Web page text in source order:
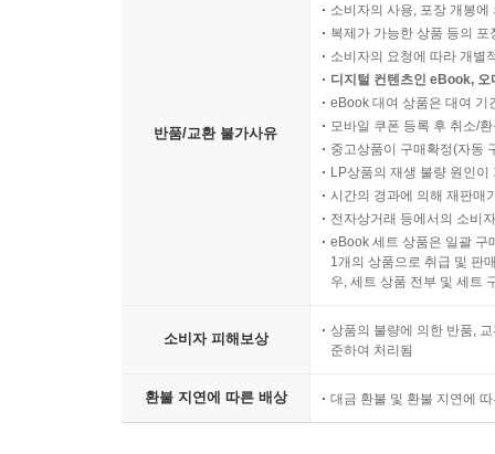
반품/교환 불가사유
소비자의 사용, 포장 개봉
복제가 가능한 상품 등의
소비자의 요청에 따라 개별
디지털 컨텐츠인 eBook,
eBook 대여 상품은 대여 기
모바일 쿠폰 등록 후 취소/
중고상품이 구매확정(자동
LP상품의 재생 불량 원인
시간의 경과에 의해 재판매
전자상거래 등에서의 소비
eBook 세트 상품은 일괄 구
1개의 상품으로 취급 및 판
우, 세트 상품 전부 및 세트
소비자 피해보상
상품의 불량에 의한 반품,
준하여 처리됨
환불 지연에 따른 배상 대금 환불 및 환불 지연에